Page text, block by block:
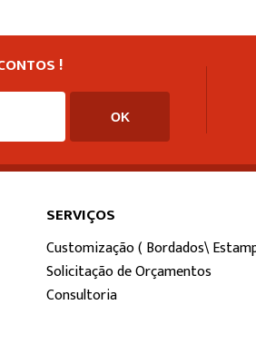
!
SERVIÇOS
Customização ( Bordados\
Solicitação de Orçamentos
Consultoria